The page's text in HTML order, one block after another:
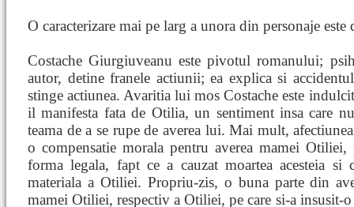
O caracterizare mai pe larg a unora din personaje este
Costache Giurgiuveanu este pivotul romanului;
autor, detine franele actiunii; ea explica si
stinge actiunea. Avaritia lui mos Costache este
il manifesta fata de Otilia, un sentiment insa care
teama de a se rupe de averea lui. Mai mult,
o compensatie morala pentru averea mamei
forma legala, fapt ce a cauzat moartea acesteia si
materiala a Otiliei. Propriu-zis, o buna parte din
mamei Otiliei, respectiv a Otiliei, pe care si-a